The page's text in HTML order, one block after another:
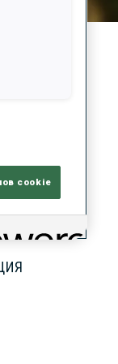
cookie